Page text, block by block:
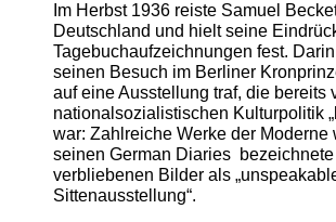
Im Herbst 1936 reiste Samuel
Deutschland und hielt seine
Tagebuchaufzeichnungen fest.
seinen Besuch im Berliner
auf eine Ausstellung traf, die bereits
nationalsozialistischen Kulturpolitik
war: Zahlreiche Werke der Moderne
seinen German Diaries
verbliebenen Bilder als
Sittenausstellung“.